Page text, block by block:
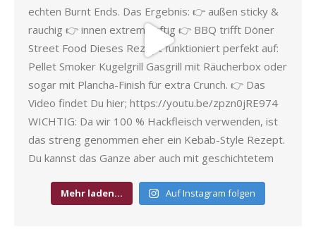
Mehr laden… Auf Instagram folgen